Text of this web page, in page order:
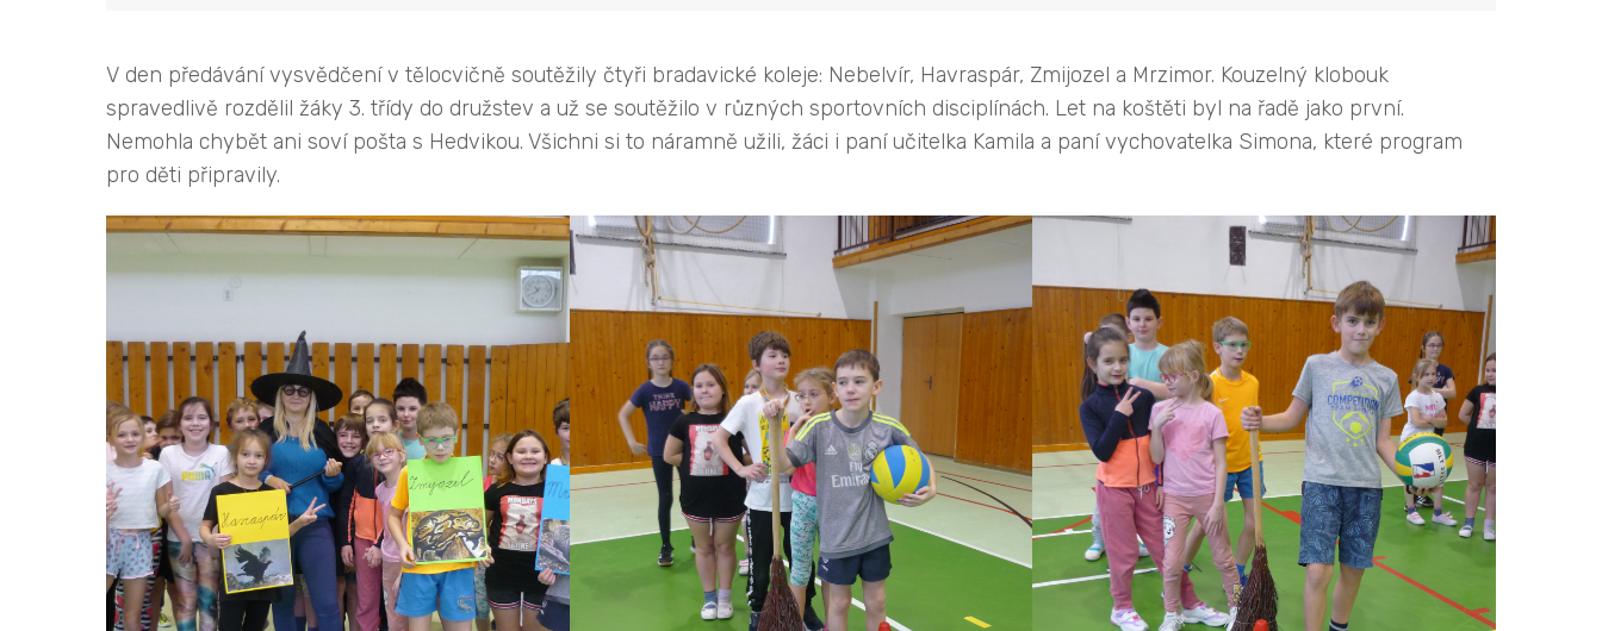
V den předávání vysvědčení v tělocvičně soutěžily čtyři bradavické koleje: Nebelvír, Havraspár, Zmijozel a Mrzimor. Kouzelný klobouk
spravedlivě rozdělil žáky 3. třídy do družstev a už se soutěžilo v různých sportovních disciplínách. Let na koštěti byl na řadě jako první.
Nemohla chybět ani soví pošta s Hedvikou. Všichni si to náramně užili, žáci i paní učitelka Kamila a paní vychovatelka Simona, které program
pro děti připravily.